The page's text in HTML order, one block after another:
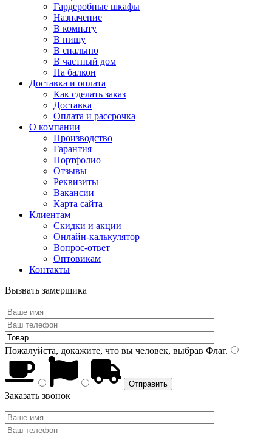
Гардеробные шкафы
Назначение
В комнату
В нишу
В спальню
В частный дом
На балкон
Доставка и оплата
Как сделать заказ
Доставка
Оплата и рассрочка
О компании
Производство
Гарантия
Портфолио
Отзывы
Реквизиты
Вакансии
Карта сайта
Клиентам
Скидки и акции
Онлайн-калькулятор
Вопрос-ответ
Оптовикам
Контакты
Вызвать замерщика
Пожалуйста, докажите, что вы человек, выбрав Флаг.
Заказать звонок